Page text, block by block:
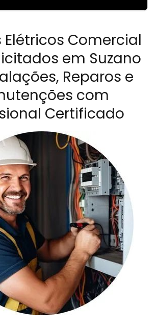
Elétricos Comercial
em Suzano
Reparos e
com
Certificado